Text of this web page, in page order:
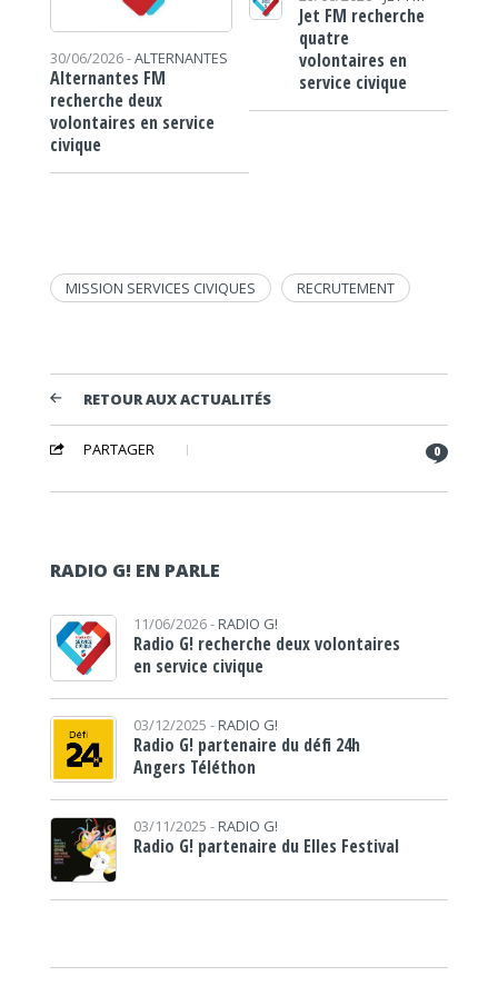
30/06/2026 -ALTERNANTES
Alternantes FM
recherche deux
volontaires en service
civique
Jet FM recherche
quatre
volontaires en
service civique
MISSION SERVICES CIVIQUES RECRUTEMENT
RETOUR AUX ACTUALITÉS
PARTAGER 0
RADIO G! EN PARLE
11/06/2026 - RADIO G!
Radio G! recherche deux volontaires
en service civique
03/12/2025 - RADIO G!
Radio G! partenaire du défi 24h
Angers Téléthon
03/11/2025 - RADIO G!
Radio G! partenaire du Elles Festival